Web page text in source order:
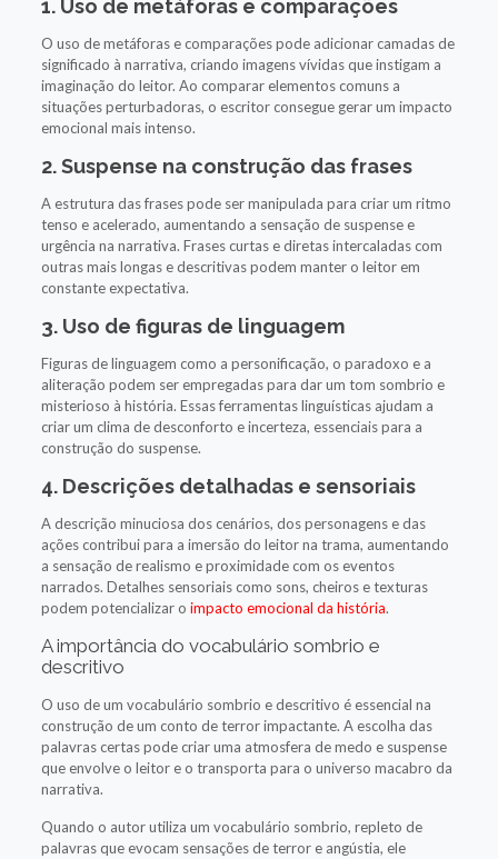
1. Uso de metáforas e comparações
O uso de metáforas e comparações pode adicionar camadas de
significado à narrativa, criando imagens vívidas que instigam a
imaginação do leitor. Ao comparar elementos comuns a
situações perturbadoras, o escritor consegue gerar um impacto
emocional mais intenso.
2. Suspense na construção das frases
A estrutura das frases pode ser manipulada para criar um ritmo
tenso e acelerado, aumentando a sensação de suspense e
urgência na narrativa. Frases curtas e diretas intercaladas com
outras mais longas e descritivas podem manter o leitor em
constante expectativa.
3. Uso de figuras de linguagem
Figuras de linguagem como a personificação, o paradoxo e a
aliteração podem ser empregadas para dar um tom sombrio e
misterioso à história. Essas ferramentas linguísticas ajudam a
criar um clima de desconforto e incerteza, essenciais para a
construção do suspense.
4. Descrições detalhadas e sensoriais
A descrição minuciosa dos cenários, dos personagens e das
ações contribui para a imersão do leitor na trama, aumentando
a sensação de realismo e proximidade com os eventos
narrados. Detalhes sensoriais como sons, cheiros e texturas
podem potencializar o impacto emocional da história.
A importância do vocabulário sombrio e
descritivo
O uso de um vocabulário sombrio e descritivo é essencial na
construção de um conto de terror impactante. A escolha das
palavras certas pode criar uma atmosfera de medo e suspense
que envolve o leitor e o transporta para o universo macabro da
narrativa.
Quando o autor utiliza um vocabulário sombrio, repleto de
palavras que evocam sensações de terror e angústia, ele